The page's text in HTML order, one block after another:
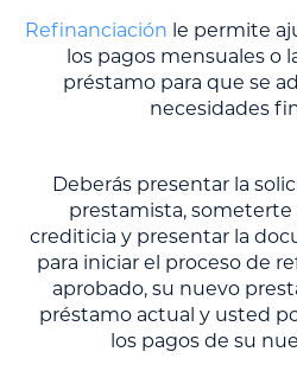
Refinanciación le permite
los pagos mensuales o
préstamo para que se
necesidades
Deberás presentar la
prestamista, someterte
crediticia y presentar la
para iniciar el proceso de
aprobado, su nuevo
préstamo actual y usted
los pagos de su